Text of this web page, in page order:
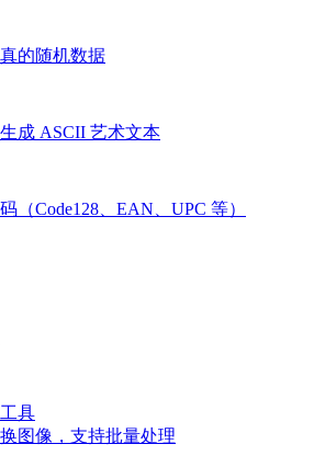
的随机数据
成 ASCII 艺术文本
（Code128、EAN、UPC 等）
具
图像，支持批量处理